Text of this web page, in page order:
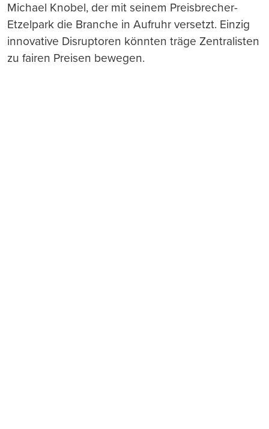
Michael Knobel, der mit seinem Preisbrecher-
Etzelpark die Branche in Aufruhr versetzt. Einzig
innovative Disruptoren könnten träge Zentralisten
zu fairen Preisen bewegen.